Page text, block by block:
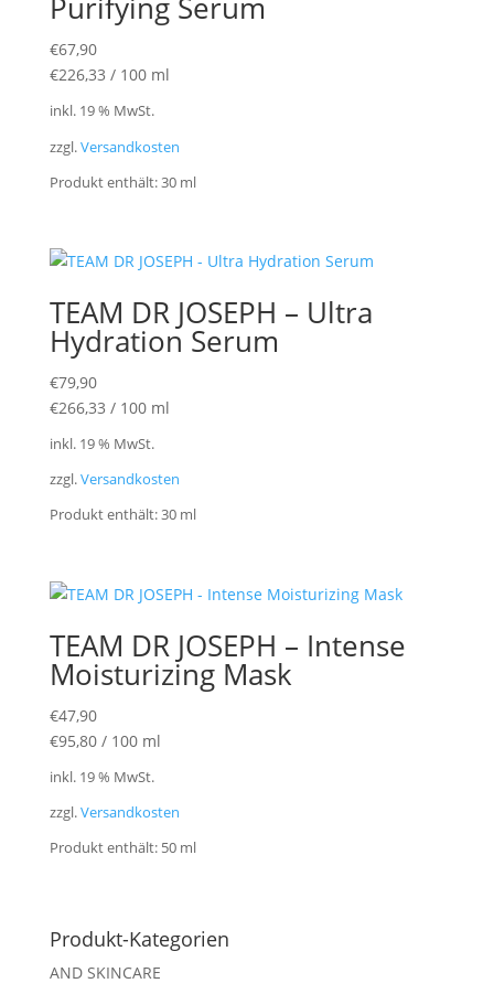
€67,90
€226,33 / 100 ml
inkl. 19 % MwSt.
zzgl.Versandkosten
Produkt enthält: 30 ml
TEAM DR JOSEPH – Ultra
Hydration Serum
€79,90
€266,33 / 100 ml
inkl. 19 % MwSt.
zzgl.Versandkosten
Produkt enthält: 30 ml
TEAM DR JOSEPH – Intense
Moisturizing Mask
€47,90
€95,80/ 100 ml
inkl. 19 % MwSt.
zzgl.Versandkosten
Produkt enthält: 50 ml
Produkt-Kategorien
AND SKINCARE